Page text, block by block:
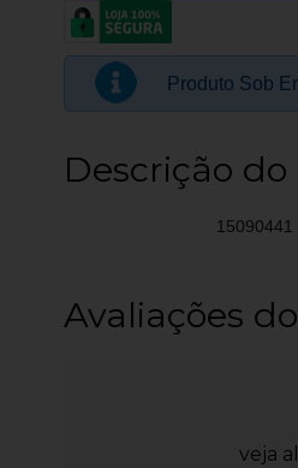
Produto Sob
Descrição
15090441
Avaliações
veja